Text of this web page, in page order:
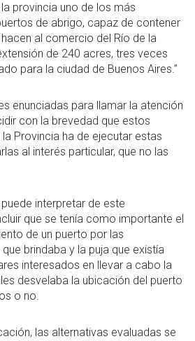
provincia uno de los más
de abrigo, capaz de contener
al comercio del Río de la
de 240 acres, tres veces
para la ciudad de Buenos Aires.”
enunciadas para llamar la atención
con la brevedad que estos
Provincia ha de ejecutar estas
al interés particular, que no las
interpretar de este
que se tenía como importante el
de un puerto por las
brindaba y la puja que existía
interesados en llevar a cabo la
desvelaba la ubicación del puerto
o no.
las alternativas evaluadas se